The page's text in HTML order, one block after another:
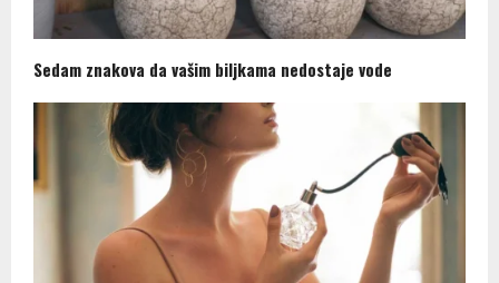
Sedam znakova da vašim biljkama nedostaje vode